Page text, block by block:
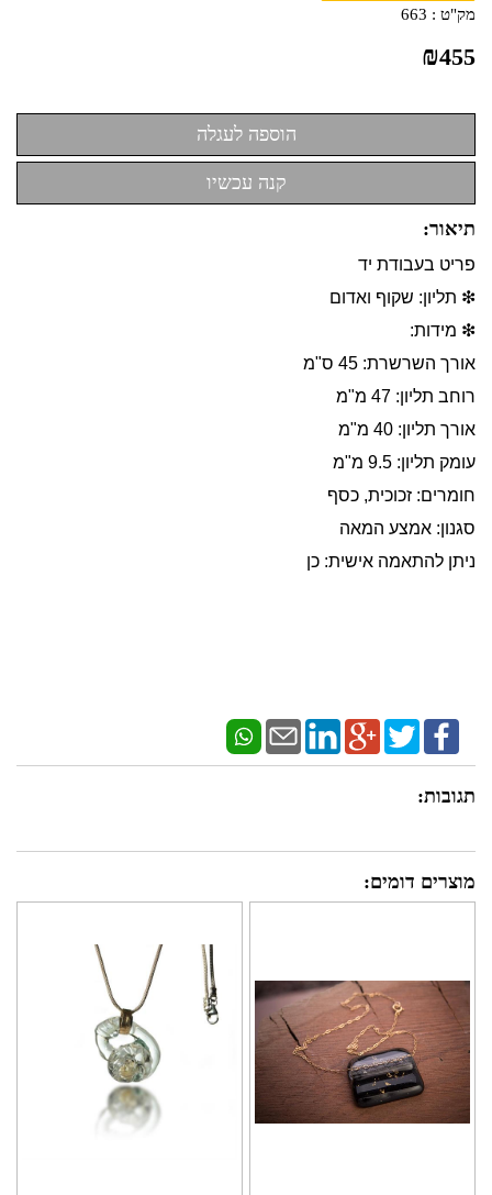
מק"ט : 663
₪455
תיאור:
פריט בעבודת יד
❇ תליון: שקוף ואדום
❇ מידות:
אורך השרשרת: 45 ס"מ
רוחב תליון: 47 מ"מ
אורך תליון: 40 מ"מ
עומק תליון: 9.5 מ"מ
חומרים: זכוכית, כסף
סגנון: אמצע המאה
ניתן להתאמה אישית: כן
תגובות:
מוצרים דומים: